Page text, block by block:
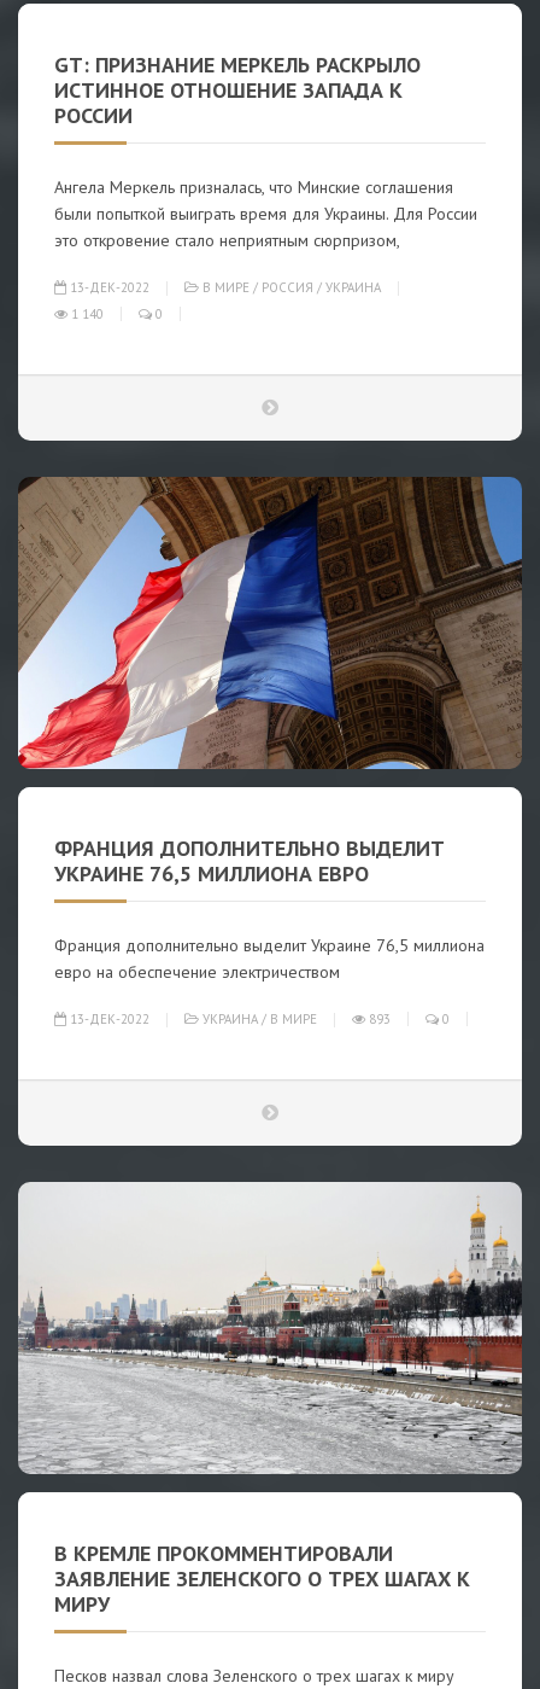
GT: ПРИЗНАНИЕ МЕРКЕЛЬ РАСКРЫЛО
ИСТИННОЕ ОТНОШЕНИЕ ЗАПАДА К
РОССИИ
Ангела Меркель призналась, что Минские соглашения
были попыткой выиграть время для Украины. Для России
это откровение стало неприятным сюрпризом,
13-ДЕК-2022 В МИРЕ / РОССИЯ / УКРАИНА
1 140
0
ФРАНЦИЯ ДОПОЛНИТЕЛЬНО ВЫДЕЛИТ
УКРАИНЕ 76,5 МИЛЛИОНА ЕВРО
Франция дополнительно выделит Украине 76,5 миллиона
евро на обеспечение электричеством
13-ДЕК-2022 УКРАИНА / В МИРЕ 893 0
В КРЕМЛЕ ПРОКОММЕНТИРОВАЛИ
ЗАЯВЛЕНИЕ ЗЕЛЕНСКОГО О ТРЕХ ШАГАХ К
МИРУ
Песков назвал слова Зеленского о трех шагах к миру